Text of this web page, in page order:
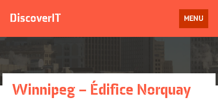
contenu
DiscoverIT
OUVRIR
LE
MENU
Winnipeg – Édifice Norquay